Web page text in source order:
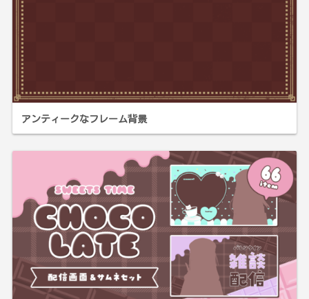
アンティークなフレーム背景